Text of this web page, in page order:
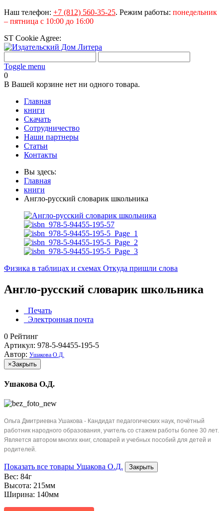
Наш телефон: +7 (812) 560-35-25. Режим работы: понедельник
– пятница с 10:00 до 16:00
ST Cookie Agree:
Toggle menu
0
В Вашей корзине нет ни одного товара.
Главная
книги
Скачать
Сотрудничество
Наши партнеры
Статьи
Контакты
Вы здесь:
Главная
книги
Англо-русский словарик школьника
Физика в таблицах и схемах Откуда пришли слова
Англо-русский словарик школьника
Печать
Электронная почта
0 Рейтинг
Артикул: 978-5-94455-195-5
Автор: Ушакова О.Д.
×Закрыть
Ушакова О.Д.
Ольга Дмитриевна Ушакова - Кандидат педагогических наук, почётный
работник народного образования, учитель со стажем работы более 30 лет.
Является автором многих книг, словарей и учебных пособий для детей и
родителей.
Показать все товары Ушакова О.Д. Закрыть
Вес: 84г
Высота: 215мм
Ширина: 140мм